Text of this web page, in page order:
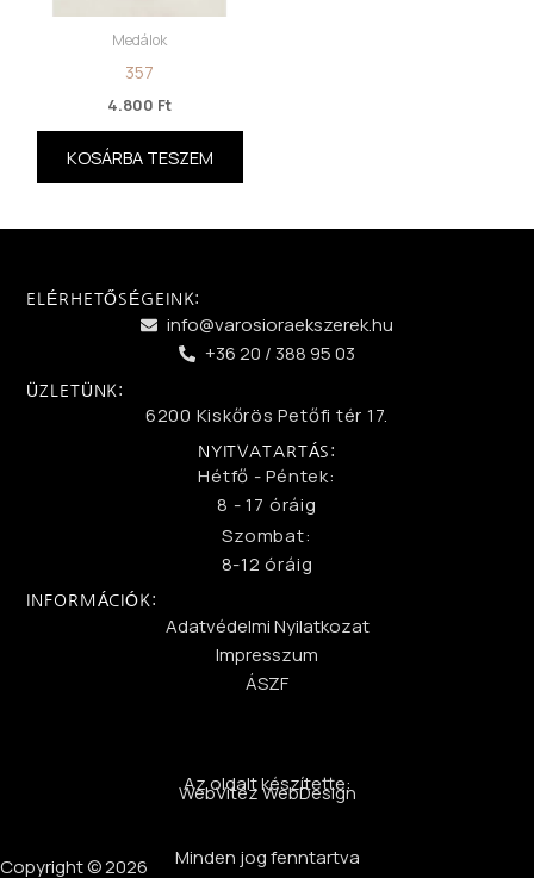
Medálok
357
4.800 Ft
KOSÁRBA TESZEM
ELÉRHETŐSÉGEINK:
info@varosioraekszerek.hu
+36 20 / 388 95 03
ÜZLETÜNK:
6200 Kiskőrös Petőfi tér 17.
NYITVATARTÁS:
Hétfő - Péntek:
8 - 17 óráig
Szombat:
8-12 óráig
INFORMÁCIÓK:
Adatvédelmi Nyilatkozat
Impresszum
ÁSZF
Az oldalt készítette:
WebVitéz WebDesign
Minden jog fenntartva
Copyright © 2026